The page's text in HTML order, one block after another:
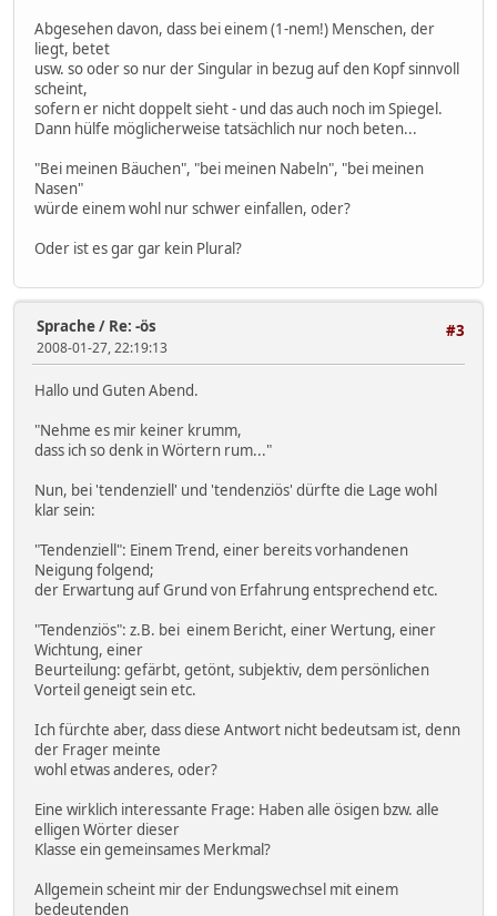
Abgesehen davon, dass bei einem (1-nem!) Menschen, der
liegt, betet
usw. so oder so nur der Singular in bezug auf den Kopf sinnvoll
scheint,
sofern er nicht doppelt sieht - und das auch noch im Spiegel.
Dann hülfe möglicherweise tatsächlich nur noch beten...
"Bei meinen Bäuchen", "bei meinen Nabeln", "bei meinen
Nasen"
würde einem wohl nur schwer einfallen, oder?
Oder ist es gar gar kein Plural?
#3
Sprache/ Re: -ös
2008-01-27, 22:19:13
Hallo und Guten Abend.
"Nehme es mir keiner krumm,
dass ich so denk in Wörtern rum..."
Nun, bei 'tendenziell' und 'tendenziös' dürfte die Lage wohl
klar sein:
"Tendenziell": Einem Trend, einer bereits vorhandenen
Neigung folgend;
der Erwartung auf Grund von Erfahrung entsprechend etc.
"Tendenziös": z.B. bei einem Bericht, einer Wertung, einer
Wichtung, einer
Beurteilung: gefärbt, getönt, subjektiv, dem persönlichen
Vorteil geneigt sein etc.
Ich fürchte aber, dass diese Antwort nicht bedeutsam ist, denn
der Frager meinte
wohl etwas anderes, oder?
Eine wirklich interessante Frage: Haben alle ösigen bzw. alle
elligen Wörter dieser
Klasse ein gemeinsames Merkmal?
Allgemein scheint mir der Endungswechsel mit einem
bedeutenden